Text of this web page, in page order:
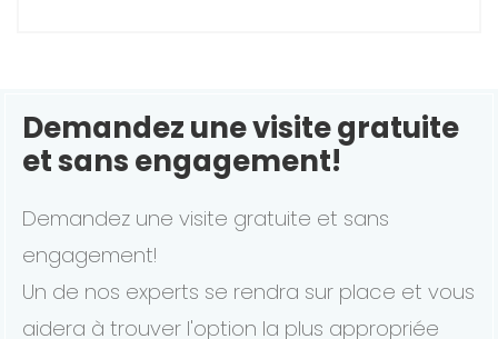
Demandez une visite gratuite
et sans engagement!
Demandez une visite gratuite et sans
engagement!
Un de nos experts se rendra sur place et vous
aidera à trouver l'option la plus appropriée